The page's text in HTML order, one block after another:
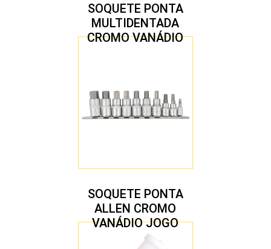
SOQUETE PONTA
MULTIDENTADA
CROMO VANÁDIO
SOQUETE PONTA
ALLEN CROMO
VANÁDIO JOGO
COM 10 PEÇAS